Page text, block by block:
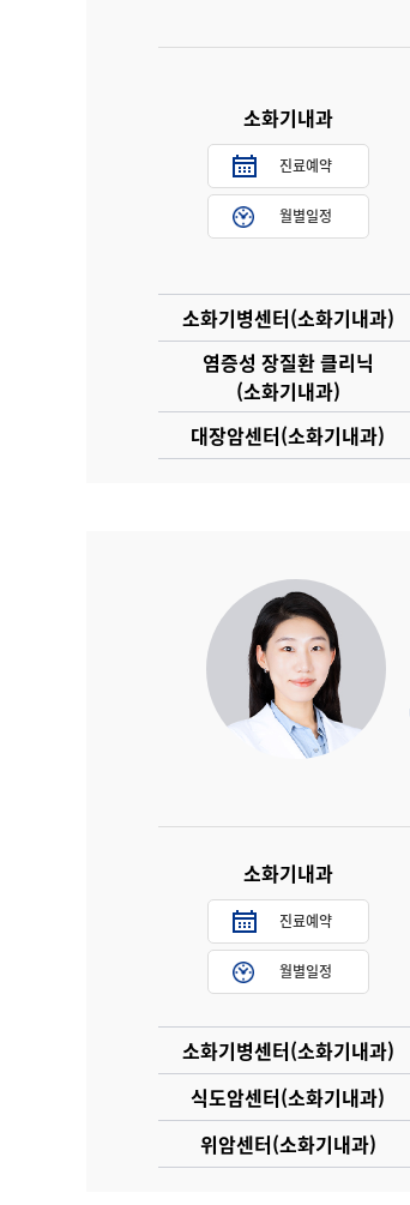
소화기내과
진료예약
월별일정
소화기병센터(소화기내과)
염증성 장질환 클리닉
(소화기내과)
대장암센터(소화기내과)
소화기내과
진료예약
월별일정
소화기병센터(소화기내과)
식도암센터(소화기내과)
위암센터(소화기내과)